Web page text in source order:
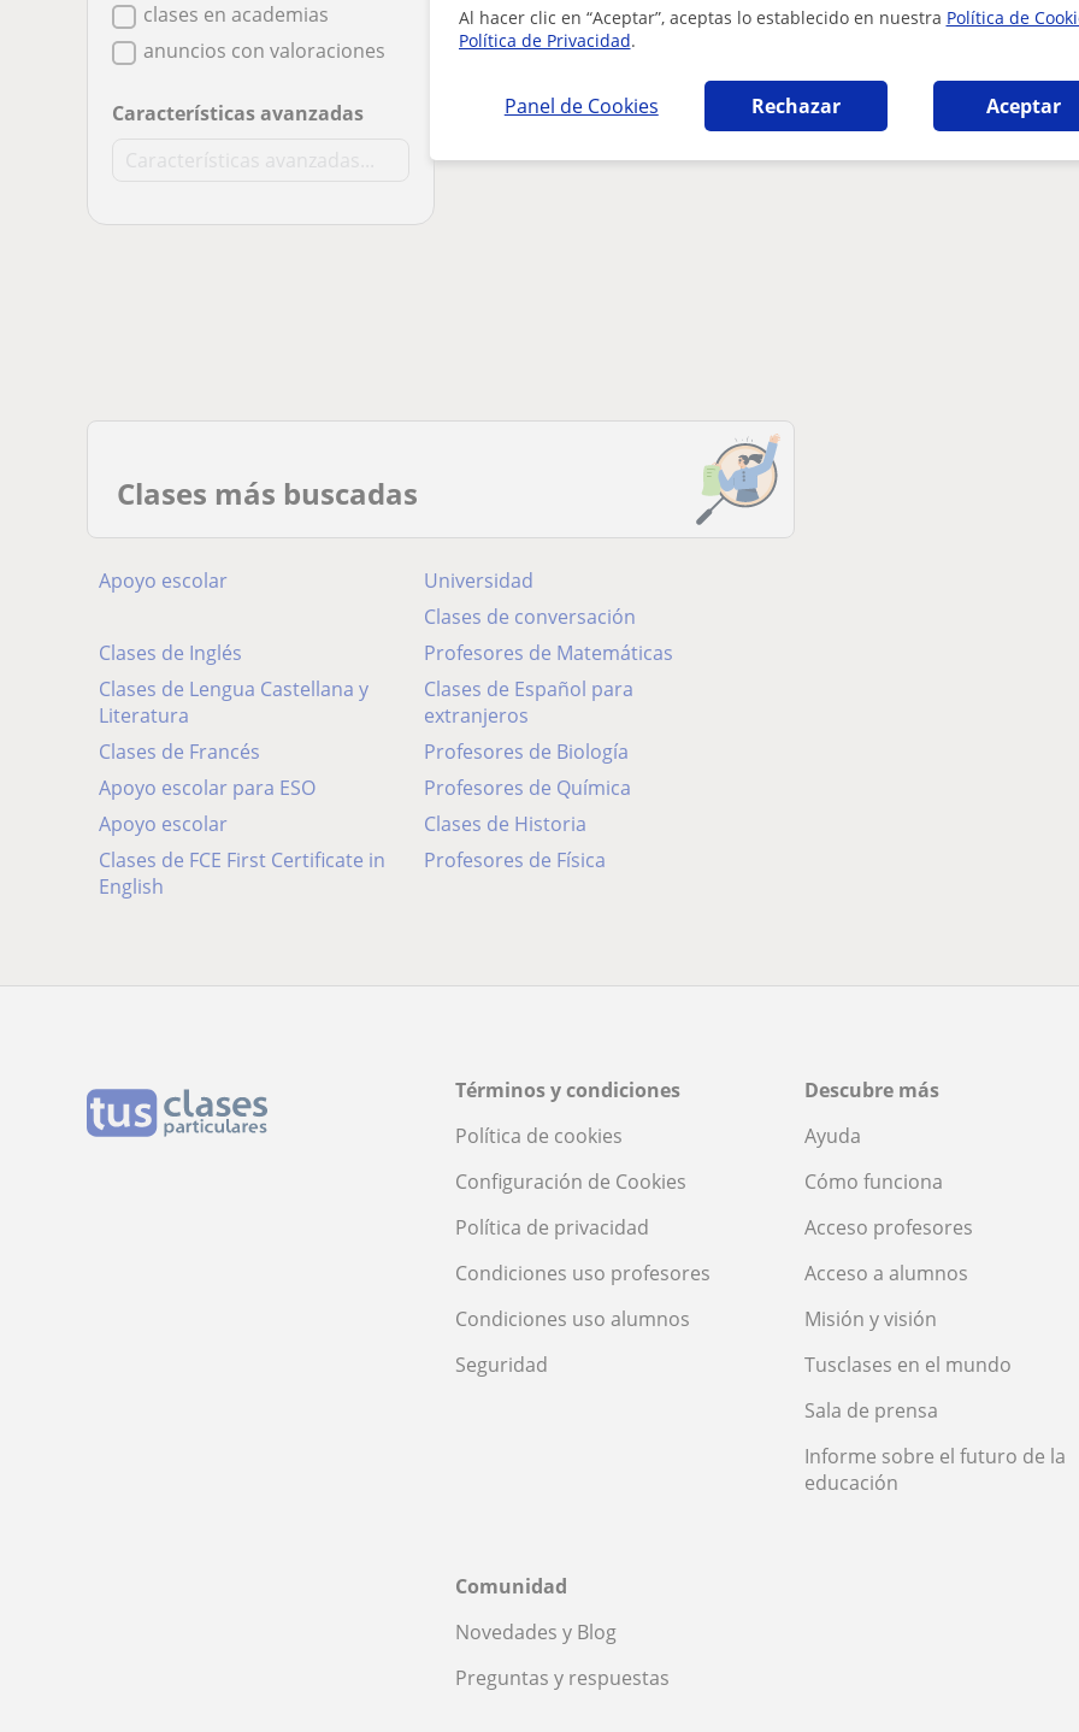
Al hacer clic en “Aceptar”, aceptas lo establecido en nuestra Política de
Política de Privacidad.
Panel de Cookies Rechazar Aceptar
clases en academias
anuncios con valoraciones
Características avanzadas
Clases más buscadas
Apoyo escolar
Universidad
Clases de conversación
Clases de Inglés
Profesores de Matemáticas
Clases de Lengua Castellana y
Literatura
Clases de Español para
extranjeros
Clases de Francés
Profesores de Biología
Apoyo escolar para ESO
Profesores de Química
Apoyo escolar
Clases de Historia
Clases de FCE First Certificate in
English
Profesores de Física
Términos y condiciones
Política de cookies
Configuración de Cookies
Política de privacidad
Condiciones uso profesores
Condiciones uso alumnos
Seguridad
Descubre más
Ayuda
Cómo funciona
Acceso profesores
Acceso a alumnos
Misión y visión
Tusclases en el mundo
Sala de prensa
Informe sobre el futuro de la
educación
Comunidad
Novedades y Blog
Preguntas y respuestas